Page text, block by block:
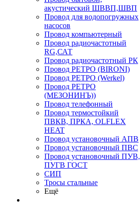
акустический ШВВП,ШВП
Провод для водопогружных
насосов
Провод компьютерный
Провод радиочастотный
RG,САТ
Провод радиочастотный РК
Провод РЕТРО (BIRONI)
Провод РЕТРО (Werkel)
Провод РЕТРО
(МЕЗОНИНЪ))
Провод телефонный
Провод термостойкий
ПВКВ, ПРКА, OLFLEX
HEAT
Провод установочный АПВ
Провод установочный ПВС
Провод установочный ПУВ,
ПУГВ ГОСТ
СИП
Тросы стальные
Ещё